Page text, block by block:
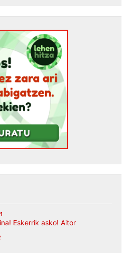
Eskerrik asko! Aitor